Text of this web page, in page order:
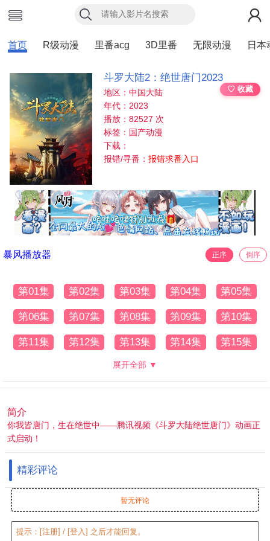
首页 R级动漫 里番acg 3D里番 无限动漫 日本
斗罗大陆2：绝世唐门2023
♡ 收藏
地区：中国大陆
年代：2023
播放：82527 次
标签：国产动漫
下载：
报错/寻番：报错求番入口
暴风播放器 正序 倒序
第01集 第02集 第03集 第04集 第05集
第06集 第07集 第08集 第09集 第10集
第11集 第12集 第13集 第14集 第15集
展开全部 ▼
简介
你我皆唐门，生在绝世中——腾讯视频《斗罗大陆绝世唐门》动画正
式启动！
精彩评论
暂无评论
提示： [注册] / [登入] 之后才能回复。